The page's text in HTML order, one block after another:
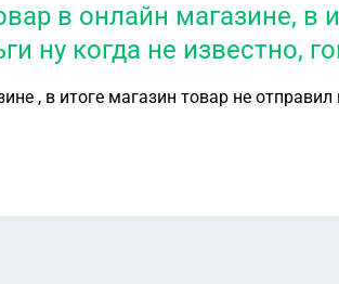
в онлайн магазине, в
ну когда не известно,
, в итоге магазин товар не